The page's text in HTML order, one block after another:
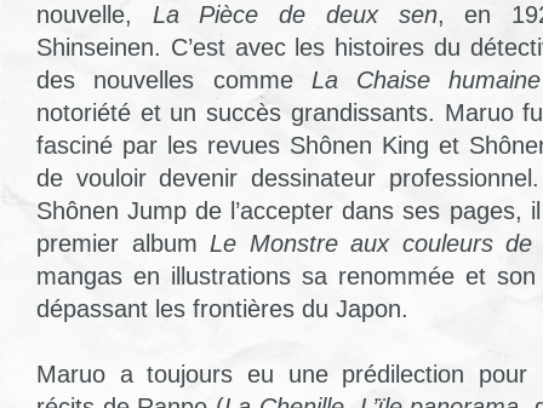
nouvelle, La Pièce de deux sen, en
Shinseinen. C’est avec les histoires du
des nouvelles comme La Chaise humaine
notoriété et un succès grandissants. Maruo
fasciné par les revues Shônen King et
de vouloir devenir dessinateur
Shônen Jump de l’accepter dans ses pages,
premier album Le Monstre aux couleurs de
mangas en illustrations sa renommée et
dépassant les frontières du Japon.
Maruo a toujours eu une prédilection pour